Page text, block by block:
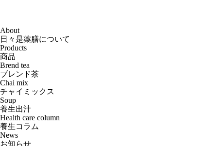
About
日々是薬膳について
Products
商品
Brend tea
ブレンド茶
Chai mix
チャイミックス
Soup
養生出汁
Health care column
養生コラム
News
お知らせ